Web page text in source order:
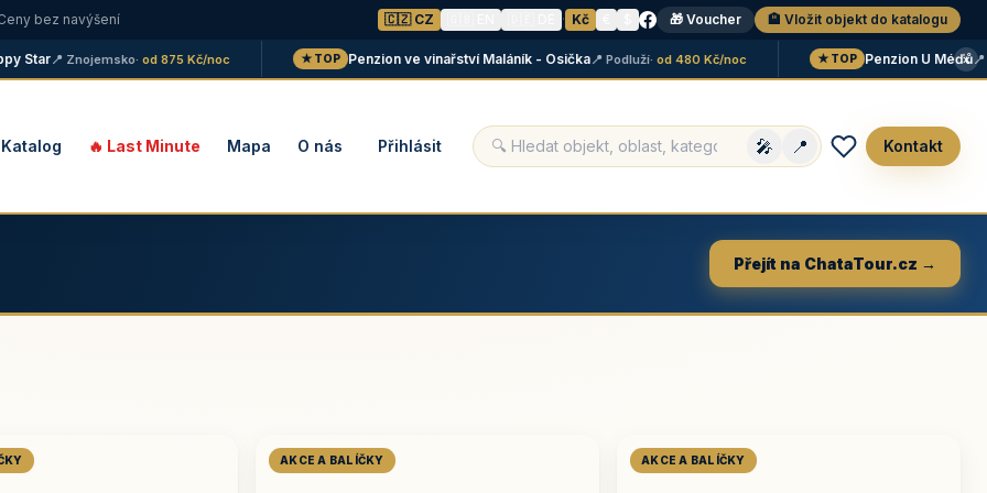
bez navýšení 🇨🇿 CZ · Kč 🎁 Voucher 🏨 Vložit objekt do katalogu
📍 Znojemsko· od 875 Kč/noc ★ TOP Penzion ve vinařství Maláník - Osička📍 Podluží· od 480 Kč/noc ★ TOP Penzion U Méďů📍 ×
Katalog 🔥 Last Minute Mapa O nás Přihlásit 🎤 📍 Kontakt
Přejít na ChataTour.cz →
AKCE A BALÍČKY AKCE A BALÍČKY